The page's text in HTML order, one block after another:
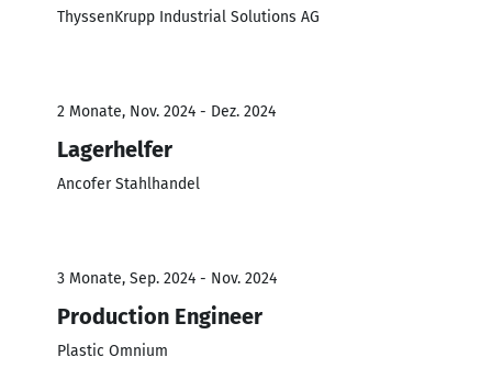
ThyssenKrupp Industrial Solutions AG
2 Monate, Nov. 2024 - Dez. 2024
Lagerhelfer
Ancofer Stahlhandel
3 Monate, Sep. 2024 - Nov. 2024
Production Engineer
Plastic Omnium